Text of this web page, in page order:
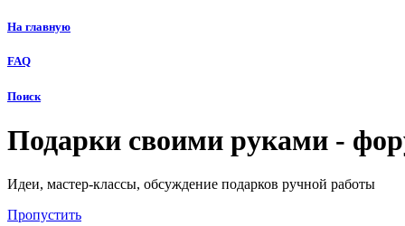
На главную
FAQ
Поиск
Подарки своими руками -
Идеи, мастер-классы, обсуждение подарков ручной работы
Пропустить